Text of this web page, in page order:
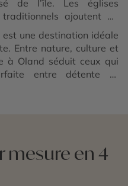
de l’île. Les églises
ajoutent au
une destination idéale
Entre nature, culture et
à Oland séduit ceux qui
entre détente et
mesure en 4